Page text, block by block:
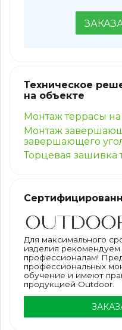
Техническое
на объекте
Монтаж террасы
Монтаж
завершающего
Торцевая зашивка
Для максимального
изделия
профессионалам!
профессиональных
обучение и имеют
продукцией Outdoor.